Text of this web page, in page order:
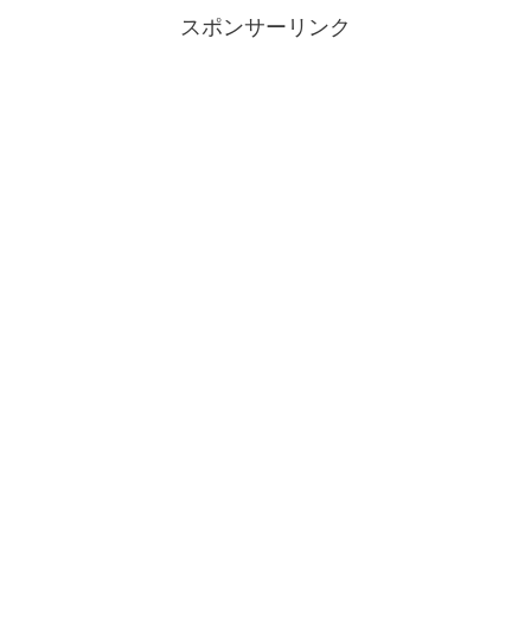
スポンサーリンク